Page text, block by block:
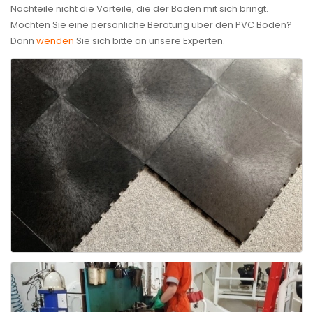
Nachteile nicht die Vorteile, die der Boden mit sich bringt.
Möchten Sie eine persönliche Beratung über den PVC Boden?
Dann wenden Sie sich bitte an unsere Experten.